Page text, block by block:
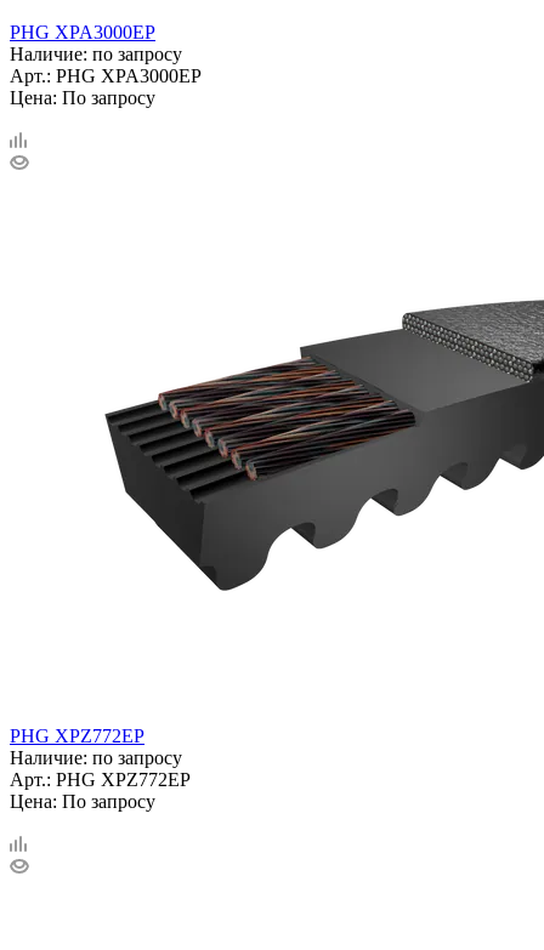
PHG XPA3000EP
Наличие: по запросу
Арт.: PHG XPA3000EP
Цена: По запросу
PHG XPZ772EP
Наличие: по запросу
Арт.: PHG XPZ772EP
Цена: По запросу